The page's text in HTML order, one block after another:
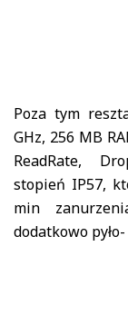
Poza tym
GHz, 256 MB
ReadRate,
stopień IP57,
min
dodatkowo